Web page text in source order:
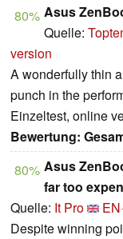
80% Asus
Quelle:
version
A wonderfully thin
punch in the
Einzeltest, online
Bewertung:
80% Asus
far too
Quelle: It Pro
Despite winning